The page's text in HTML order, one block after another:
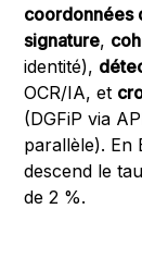
coordonnées
signature,
identité),
OCR/IA, et
(DGFiP via
parallèle). En
descend le
de 2 %.